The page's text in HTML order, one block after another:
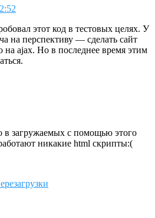
этот код в тестовых целях. У
на перспективу — сделать сайт
на ajax. Но в последнее время этим
загружаемых с помощью этого
никакие html скрипты:(